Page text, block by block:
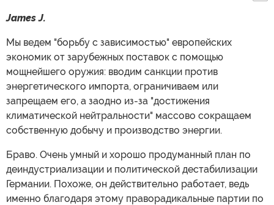
James J.
Мы ведем "борьбу с зависимостью" европейских
экономик от зарубежных поставок с помощью
мощнейшего оружия: вводим санкции против
энергетического импорта, ограничиваем или
запрещаем его, а заодно из-за "достижения
климатической нейтральности" массово сокращаем
собственную добычу и производство энергии.
Браво. Очень умный и хорошо продуманный план по
деиндустриализации и политической дестабилизации
Германии. Похоже, он действительно работает, ведь
именно благодаря этому праворадикальные партии по